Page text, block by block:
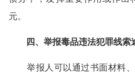
元。
四、举报毒品违法犯罪线索
举报人可以通过书面材料、